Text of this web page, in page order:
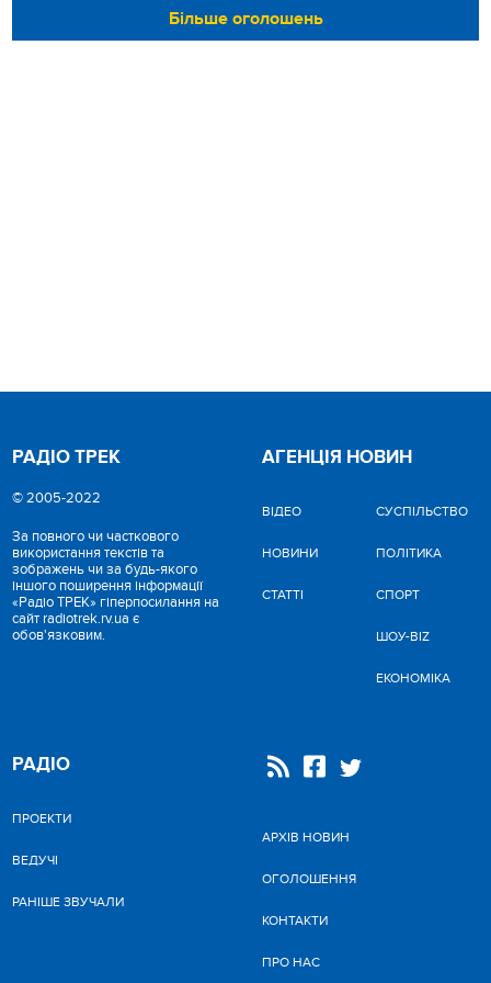
Більше оголошень
РАДІО ТРЕК
© 2005-2022
За повного чи часткового
використання текстів та
зображень чи за будь-якого
іншого поширення інформації
«Радіо ТРЕК» гіперпосилання на
сайт radiotrek.rv.ua є
обов'язковим.
АГЕНЦІЯ НОВИН
ВІДЕО
НОВИНИ
СТАТТІ
CУСПІЛЬСТВО
ПОЛІТИКА
СПОРТ
ШОУ-BIZ
ЕКОНОМІКА
РАДІО
ПРОЕКТИ
ВЕДУЧІ
РАНІШЕ ЗВУЧАЛИ
АРХІВ НОВИН
ОГОЛОШЕННЯ
КОНТАКТИ
ПРО НАС